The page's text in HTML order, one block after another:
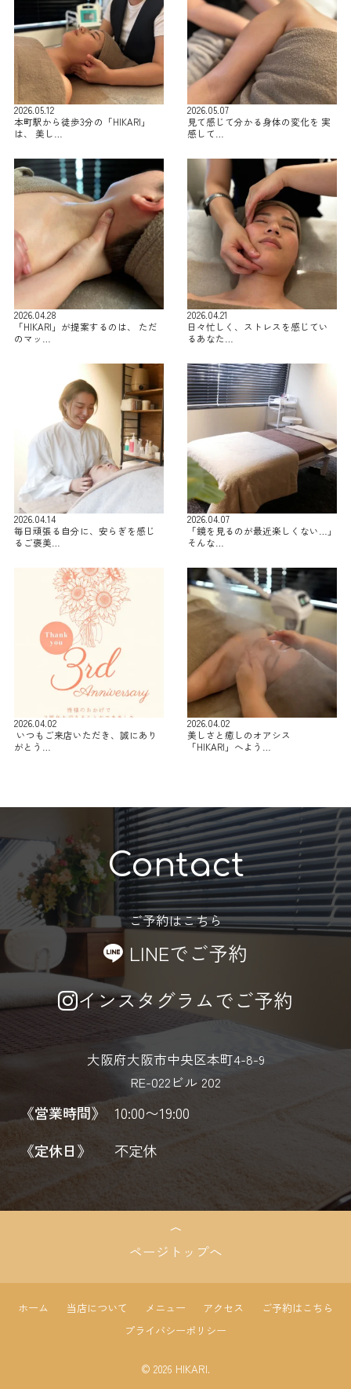
2026.05.12
本町駅から徒歩3分の「HIKARI」
は、 美し…
2026.05.07
見て感じて分かる身体の変化を 実
感して…
2026.04.28
「HIKARI」が提案するのは、 ただ
のマッ…
2026.04.21
日々忙しく、ストレスを感じてい
るあなた…
2026.04.14
毎日頑張る自分に、安らぎを感じ
るご褒美…
2026.04.07
「鏡を見るのが最近楽しくない…」
そんな…
2026.04.02
⁡ いつもご来店いただき、誠にあり
がとう…
2026.04.02
美しさと癒しのオアシス
「HIKARI」へよう…
Contact
ご予約はこちら
LINEでご予約
インスタグラムでご予約
大阪府大阪市中央区本町4-8-9
RE-022ビル 202
《営業時間》
10:00〜19:00
《定休日》
不定休
ページトップへ
ホーム 当店について メニュー アクセス
ご予約はこちら
プライバシーポリシー
© 2026 HIKARI.